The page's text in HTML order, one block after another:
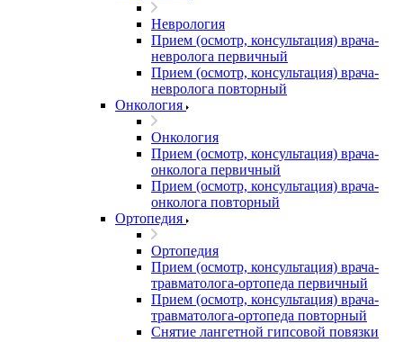
Неврология
Прием (осмотр, консультация) врача-
невролога первичный
Прием (осмотр, консультация) врача-
невролога повторный
Онкология
Онкология
Прием (осмотр, консультация) врача-
онколога первичный
Прием (осмотр, консультация) врача-
онколога повторный
Ортопедия
Ортопедия
Прием (осмотр, консультация) врача-
травматолога-ортопеда первичный
Прием (осмотр, консультация) врача-
травматолога-ортопеда повторный
Снятие лангетной гипсовой повязки